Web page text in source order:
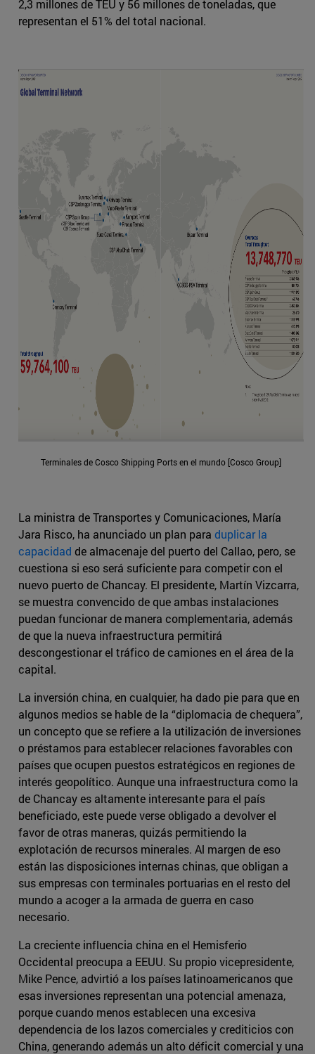
2,3 millones de TEU y 56 millones de toneladas, que
representan el 51% del total nacional.
Terminales de Cosco Shipping Ports en el mundo [Cosco Group]
La ministra de Transportes y Comunicaciones, María
Jara Risco, ha anunciado un plan para duplicar la
capacidad de almacenaje del puerto del Callao, pero, se
cuestiona si eso será suficiente para competir con el
nuevo puerto de Chancay. El presidente, Martín Vizcarra,
se muestra convencido de que ambas instalaciones
puedan funcionar de manera complementaria, además
de que la nueva infraestructura permitirá
descongestionar el tráfico de camiones en el área de la
capital.
La inversión china, en cualquier, ha dado pie para que en
algunos medios se hable de la “diplomacia de chequera”,
un concepto que se refiere a la utilización de inversiones
o préstamos para establecer relaciones favorables con
países que ocupen puestos estratégicos en regiones de
interés geopolítico. Aunque una infraestructura como la
de Chancay es altamente interesante para el país
beneficiado, este puede verse obligado a devolver el
favor de otras maneras, quizás permitiendo la
explotación de recursos minerales. Al margen de eso
están las disposiciones internas chinas, que obligan a
sus empresas con terminales portuarias en el resto del
mundo a acoger a la armada de guerra en caso
necesario.
La creciente influencia china en el Hemisferio
Occidental preocupa a EEUU. Su propio vicepresidente,
Mike Pence, advirtió a los países latinoamericanos que
esas inversiones representan una potencial amenaza,
porque cuando menos establecen una excesiva
dependencia de los lazos comerciales y crediticios con
China, generando además un alto déficit comercial y una